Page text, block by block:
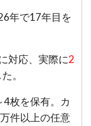
年で17年目を
対応、実際に2
。
枚を保有。カ
件以上の任意